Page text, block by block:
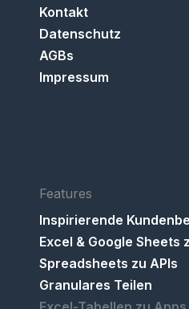
Kontakt
Datenschutz
AGBs
Impressum
Features
Inspirierende
Excel & Google Sheets
Spreadsheets zu APIs
Granulares Teilen